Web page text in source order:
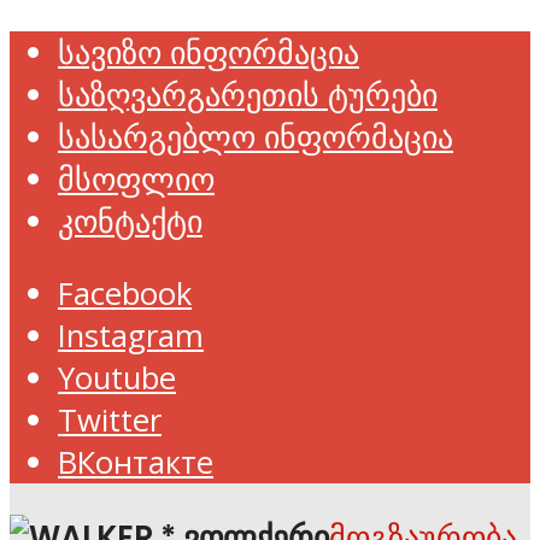
სავიზო ინფორმაცია
საზღვარგარეთის ტურები
სასარგებლო ინფორმაცია
მსოფლიო
კონტაქტი
Facebook
Instagram
Youtube
Twitter
ВКонтакте